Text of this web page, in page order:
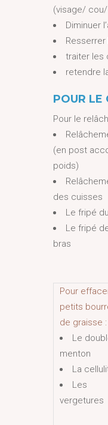
(visage/
Diminuer
traiter les
retendre
POUR LE
Pour le
(en post
poids)
des cuisses
Le fripé
Le fripé
bras
Pour
petits
de graisse :
Le
menton
La
Les
vergetures